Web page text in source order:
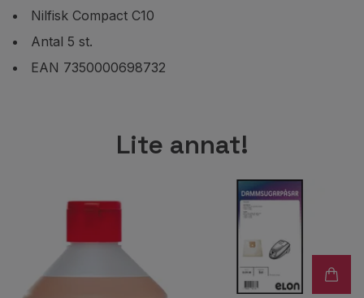
Nilfisk Compact C10
Antal 5 st.
EAN 7350000698732
Lite annat!